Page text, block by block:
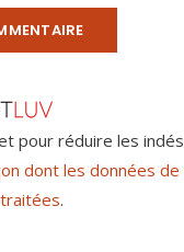
pour réduire les
dont les données de
.